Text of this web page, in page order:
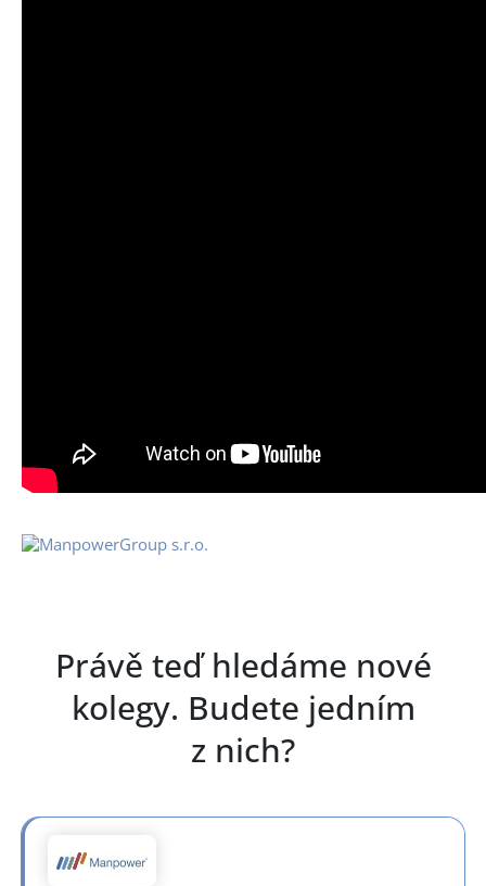
Právě teď hledáme nové
kolegy. Budete jedním
z nich?